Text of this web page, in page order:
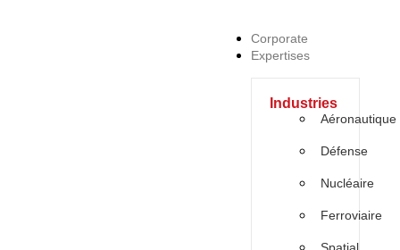
Corporate
Expertises
Industries
Aéronautique
Défense
Nucléaire
Ferroviaire